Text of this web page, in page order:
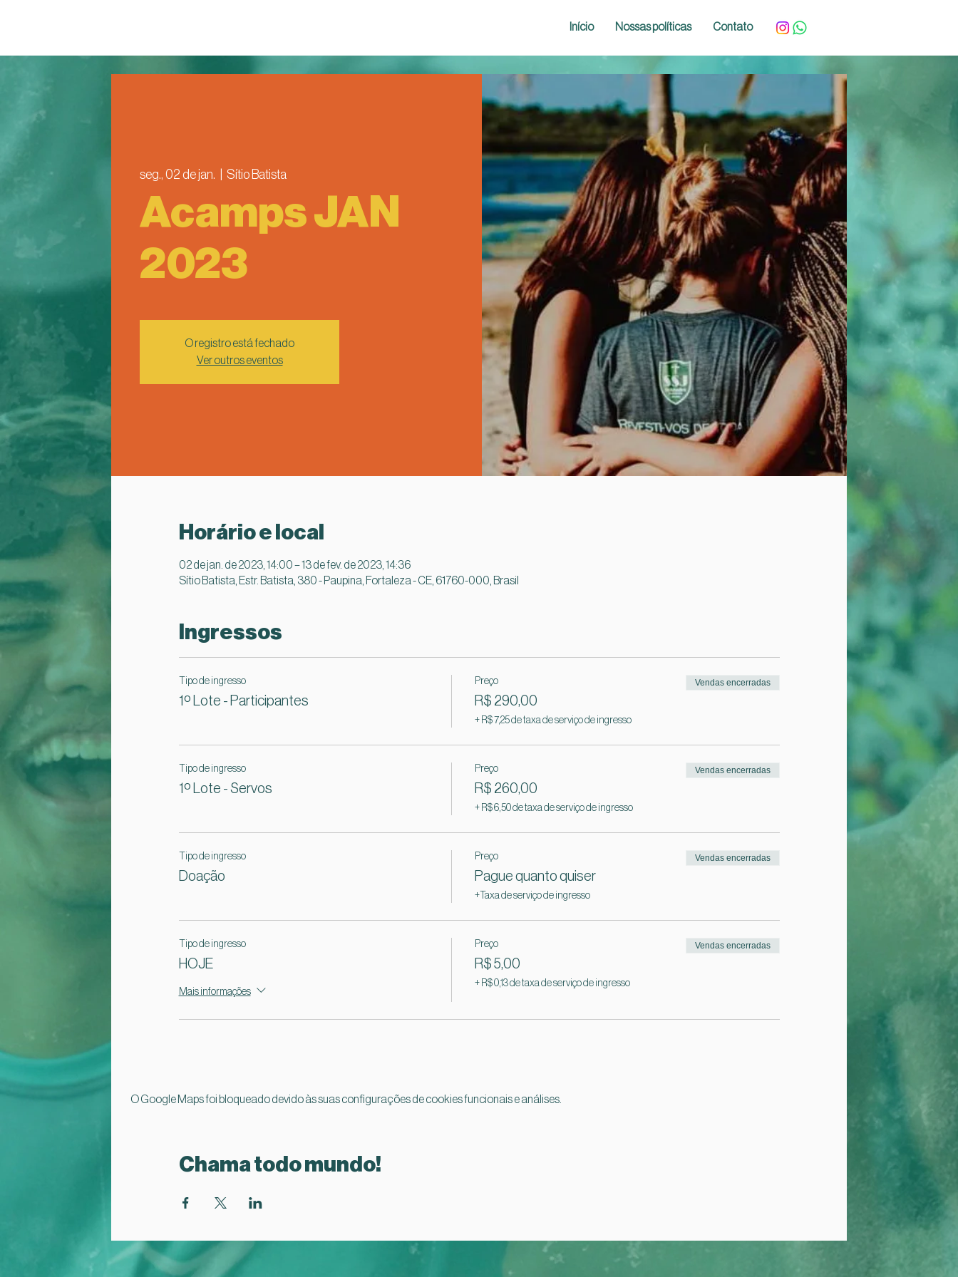
Início Nossas políticas Contato
seg., 02 de jan. Sítio Batista
Acamps JAN
2023
O registro está fechado
Ver outros eventos
Horário e local
02 de jan. de 2023, 14:00 – 13 de fev. de 2023, 14:36
Sítio Batista, Estr. Batista, 380 - Paupina, Fortaleza - CE, 61760-000, Brasil
Ingressos
Tipo de ingresso
1º Lote - Participantes
Preço
R$ 290,00
+ R$ 7,25 de taxa de serviço de ingresso
Vendas encerradas
Tipo de ingresso
1º Lote - Servos
Preço
R$ 260,00
+ R$ 6,50 de taxa de serviço de ingresso
Vendas encerradas
Tipo de ingresso
Doação
Preço
Pague quanto quiser
+Taxa de serviço de ingresso
Vendas encerradas
Tipo de ingresso
HOJE
Mais informações
Preço
R$ 5,00
+ R$ 0,13 de taxa de serviço de ingresso
Vendas encerradas
O Google Maps foi bloqueado devido às suas configurações de cookies funcionais e análises.
Chama todo mundo!